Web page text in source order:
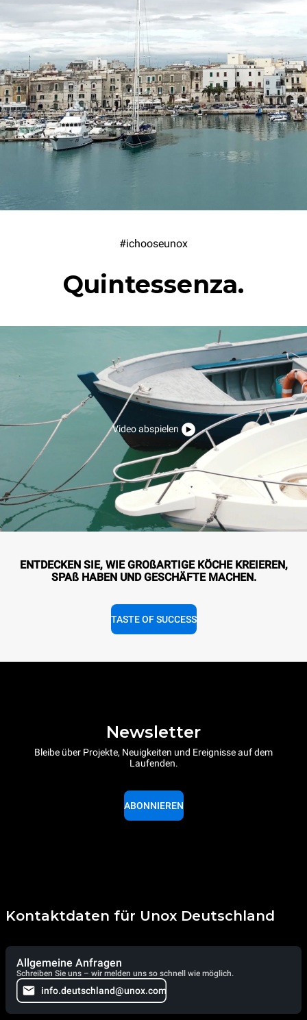
#ichooseunox
Quintessenza.
Video abspielen
ENTDECKEN SIE, WIE GROßARTIGE KÖCHE KREIEREN,
SPAß HABEN UND GESCHÄFTE MACHEN.
TASTE OF SUCCESS
Newsletter
Bleibe über Projekte, Neuigkeiten und Ereignisse auf dem
Laufenden.
ABONNIEREN
Kontaktdaten für Unox Deutschland
Allgemeine Anfragen
Schreiben Sie uns – wir melden uns so schnell wie möglich.
info.deutschland@unox.com